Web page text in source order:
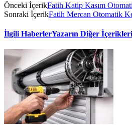
Önceki İçerikFatih Katip Kasım
Sonraki İçerikFatih Mercan Otomatik
İlgili HaberlerYazarın Diğer İçerikleri